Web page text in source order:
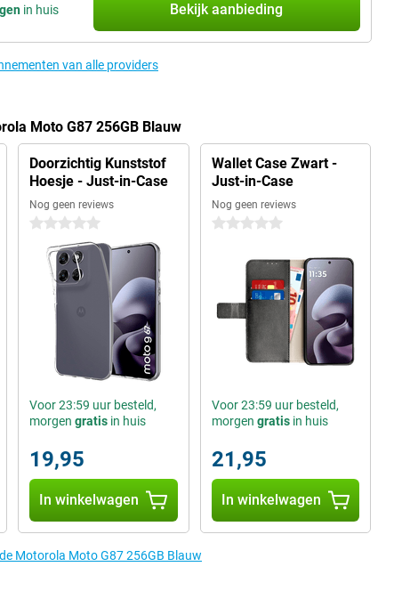
in huis Bekijk aanbieding
van alle providers
Moto G87 256GB Blauw
Doorzichtig Kunststof
Hoesje - Just-in-Case
Nog geen reviews
0 sterren
Voor 23:59 uur besteld,
morgen gratisin huis
19,95
In winkelwagen
Wallet Case Zwart -
Just-in-Case
Nog geen reviews
0 sterren
Voor 23:59 uur besteld,
morgen gratisin huis
21,95
In winkelwagen
Motorola Moto G87 256GB Blauw